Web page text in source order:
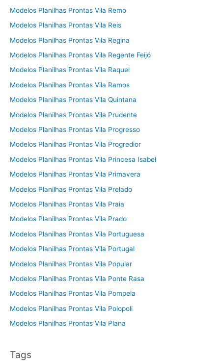
Modelos Planilhas Prontas Vila Remo
Modelos Planilhas Prontas Vila Reis
Modelos Planilhas Prontas Vila Regina
Modelos Planilhas Prontas Vila Regente Feijó
Modelos Planilhas Prontas Vila Raquel
Modelos Planilhas Prontas Vila Ramos
Modelos Planilhas Prontas Vila Quintana
Modelos Planilhas Prontas Vila Prudente
Modelos Planilhas Prontas Vila Progresso
Modelos Planilhas Prontas Vila Progredior
Modelos Planilhas Prontas Vila Princesa Isabel
Modelos Planilhas Prontas Vila Primavera
Modelos Planilhas Prontas Vila Prelado
Modelos Planilhas Prontas Vila Praia
Modelos Planilhas Prontas Vila Prado
Modelos Planilhas Prontas Vila Portuguesa
Modelos Planilhas Prontas Vila Portugal
Modelos Planilhas Prontas Vila Popular
Modelos Planilhas Prontas Vila Ponte Rasa
Modelos Planilhas Prontas Vila Pompeia
Modelos Planilhas Prontas Vila Polopoli
Modelos Planilhas Prontas Vila Plana
Tags